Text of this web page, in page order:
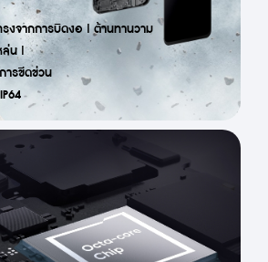
งจากการบิดงอ | ต้านทานวาม
ล่น |
ารขีดข่วน